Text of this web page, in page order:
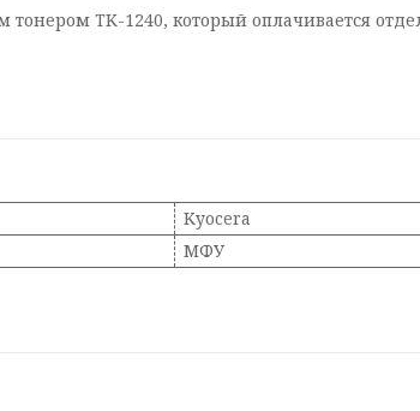
тонером TK-1240, который оплачивается
Kyocera
МФУ